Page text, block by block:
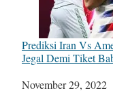
Prediksi Iran Vs
Jegal Demi Tiket
Tanggal
November 29, 2022